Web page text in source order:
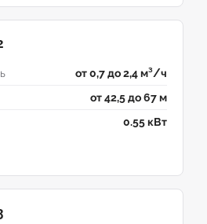
от 0,7 до 2,4 м³/ч
от 42,5 до 67 м
0.55 кВт